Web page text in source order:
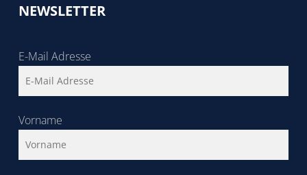
NEWSLETTER
E-Mail Adresse
Vorname